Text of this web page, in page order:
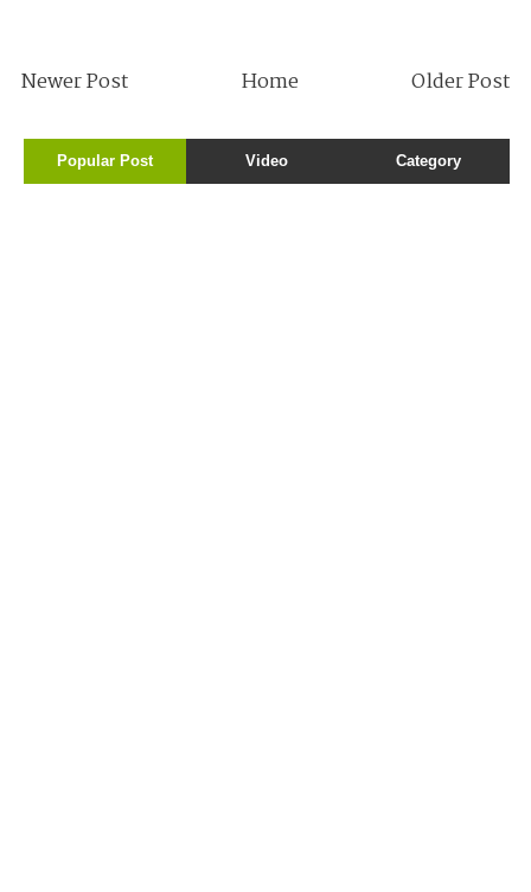
Newer Post Older Post
Home
Popular Post Video Category